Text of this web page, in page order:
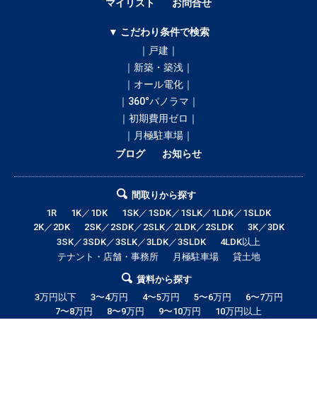
マイリスト
お問合せ
▼ こだわり条件で検索
｜戸建｜
｜新築・築浅｜
｜オール電化｜
｜360°パノラマ｜
｜初期費用ゼロ｜
｜月極駐車場｜
ブログ
お知らせ
間取りから探す
1R
1K／1DK
1SK／1SDK／1SLK／1LDK／1SLDK
2K／2DK
2SK／2SDK／2SLK／2LDK／2SLDK
3K／3DK
3SK／3SDK／3SLK／3LDK／3SLDK
4LDK以上
テナント・店舗・事務所
月極駐車場 貸土地
賃料から探す
3万円以下
3〜4万円 4〜5万円 5〜6万円
6〜7万円
7〜8万円
8〜9万円 9〜10万円 10万円以上